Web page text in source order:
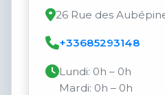
26 Rue des
+33685293148
Lundi: 0h – 0h
Mardi: 0h – 0h